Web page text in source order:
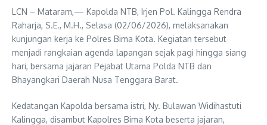
LCN – Mataram,— Kapolda NTB, Irjen Pol. Kalingga Rendra
Raharja, S.E., M.H., Selasa (02/06/2026), melaksanakan
kunjungan kerja ke Polres Bima Kota. Kegiatan tersebut
menjadi rangkaian agenda lapangan sejak pagi hingga siang
hari, bersama jajaran Pejabat Utama Polda NTB dan
Bhayangkari Daerah Nusa Tenggara Barat.
Kedatangan Kapolda bersama istri, Ny. Bulawan Widihastuti
Kalingga, disambut Kapolres Bima Kota beserta jajaran,